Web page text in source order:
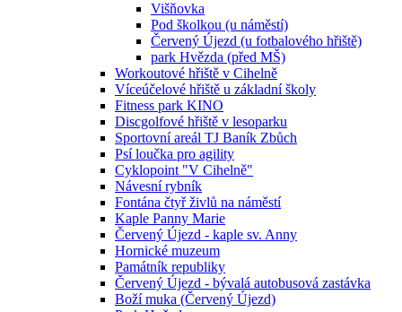
Višňovka
Pod školkou (u náměstí)
Červený Újezd (u fotbalového hřiště)
park Hvězda (před MŠ)
Workoutové hřiště v Cihelně
Víceúčelové hřiště u základní školy
Fitness park KINO
Discgolfové hřiště v lesoparku
Sportovní areál TJ Baník Zbůch
Psí loučka pro agility
Cyklopoint "V Cihelně"
Návesní rybník
Fontána čtyř živlů na náměstí
Kaple Panny Marie
Červený Újezd - kaple sv. Anny
Hornické muzeum
Památník republiky
Červený Újezd - bývalá autobusová zastávka
Boží muka (Červený Újezd)